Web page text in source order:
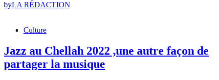
byLA RÉDACTION
Culture
Jazz au Chellah 2022 ,une autre façon de
partager la musique